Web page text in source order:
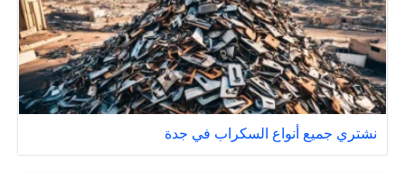
نشتري جميع أنواع السكراب في جدة